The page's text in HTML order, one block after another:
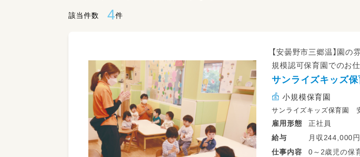
該当件数 4件
【安曇野市三郷温】園
規模認可保育園でのお仕
サンライズキッズ
小規模保育園
サンライズキッズ保育園
雇用形態
正社員
給与
月収244,000
仕事内容
0～2歳児の保